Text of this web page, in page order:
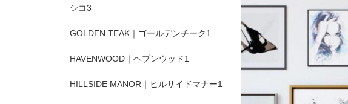
シコ3
GOLDEN TEAK｜ゴールデンチーク1
HAVENWOOD｜ヘブンウッド1
HILLSIDE MANOR｜ヒルサイドマナー1